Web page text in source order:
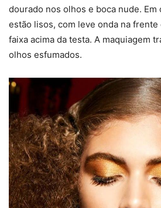
dourado nos olhos e boca nude.
estão lisos, com leve onda na
faixa acima da testa. A maquiagem
olhos esfumados.